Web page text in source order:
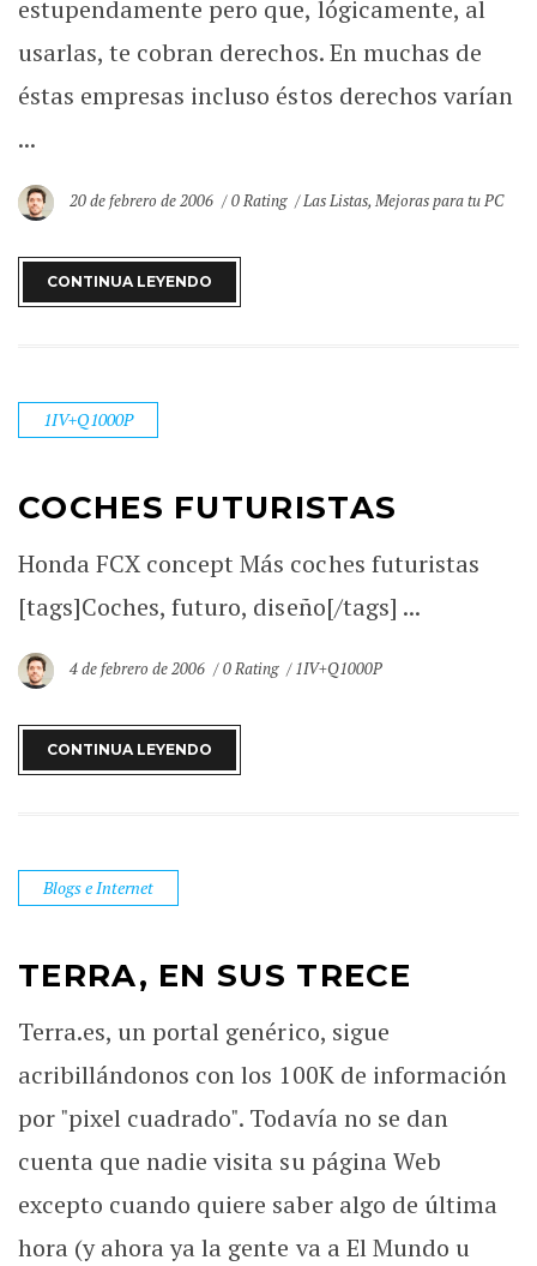
estupendamente pero que, lógicamente, al
usarlas, te cobran derechos. En muchas de
éstas empresas incluso éstos derechos varían
...
20 de febrero de 2006 0 Rating Las Listas,Mejoras para tu PC
CONTINUA LEYENDO
1IV+Q1000P
COCHES FUTURISTAS
Honda FCX concept Más coches futuristas
[tags]Coches, futuro, diseño[/tags] ...
4 de febrero de 2006 0 Rating 1IV+Q1000P
CONTINUA LEYENDO
Blogs e Internet
TERRA, EN SUS TRECE
Terra.es, un portal genérico, sigue
acribillándonos con los 100K de información
por "pixel cuadrado". Todavía no se dan
cuenta que nadie visita su página Web
excepto cuando quiere saber algo de última
hora (y ahora ya la gente va a El Mundo u